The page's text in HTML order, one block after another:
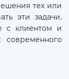
тех или
эти задачи.
с клиентом и